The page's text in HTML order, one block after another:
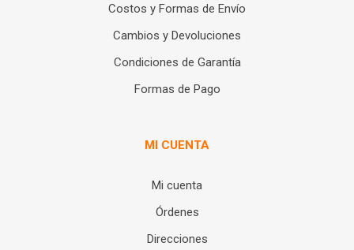
Costos y Formas de Envío
Cambios y Devoluciones
Condiciones de Garantía
Formas de Pago
MI CUENTA
Mi cuenta
Órdenes
Direcciones